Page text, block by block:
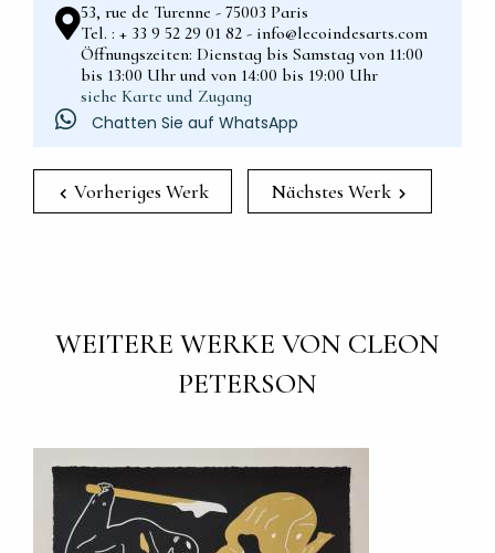
53, rue de Turenne - 75003 Paris
Tel. : + 33 9 52 29 01 82 - info@lecoindesarts.com
Öffnungszeiten: Dienstag bis Samstag von 11:00
bis 13:00 Uhr und von 14:00 bis 19:00 Uhr
siehe Karte und Zugang
Chatten Sie auf WhatsApp
Vorheriges Werk Nächstes Werk
WEITERE WERKE VON CLEON
PETERSON